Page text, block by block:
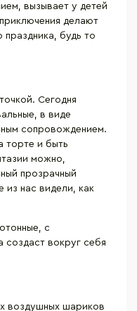
вызывает у детей
делают
будь то
Сегодня
в виде
сопровождением.
торте и быть
можно,
прозрачный
из нас видели, как
с
вокруг себя
воздушных шариков